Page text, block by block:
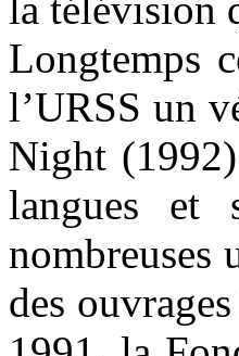
Longtemps
l’URSS un
Night
langues et
nombreuses
des